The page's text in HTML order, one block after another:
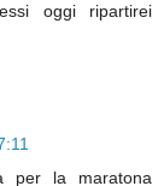
oggi ripartirei
per la maratona